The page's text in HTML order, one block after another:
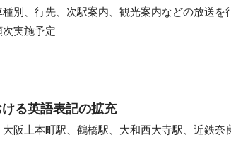
別、行先、次駅案内、観光案内などの放送を
次実施予定
る英語表記の拡充
阪上本町駅、鶴橋駅、大和西大寺駅、近鉄奈